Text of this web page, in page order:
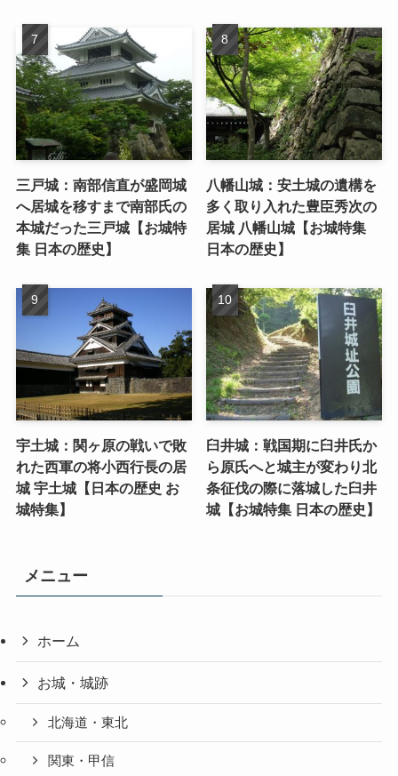
三戸城：南部信直が盛岡城
へ居城を移すまで南部氏の
本城だった三戸城【お城特
集 日本の歴史】
八幡山城：安土城の遺構を
多く取り入れた豊臣秀次の
居城 八幡山城【お城特集
日本の歴史】
宇土城：関ヶ原の戦いで敗
れた西軍の将小西行長の居
城 宇土城【日本の歴史 お
城特集】
臼井城：戦国期に臼井氏か
ら原氏へと城主が変わり北
条征伐の際に落城した臼井
城【お城特集 日本の歴史】
メニュー
ホーム
お城・城跡
北海道・東北
関東・甲信